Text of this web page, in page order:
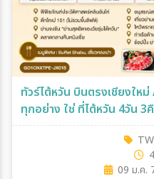
ทัวร์ไต้หวัน บินตรงเชียงใ
ทุกอย่าง ใช่ ที่ไต้หวัน 4วัน 3
09 ม.ค.